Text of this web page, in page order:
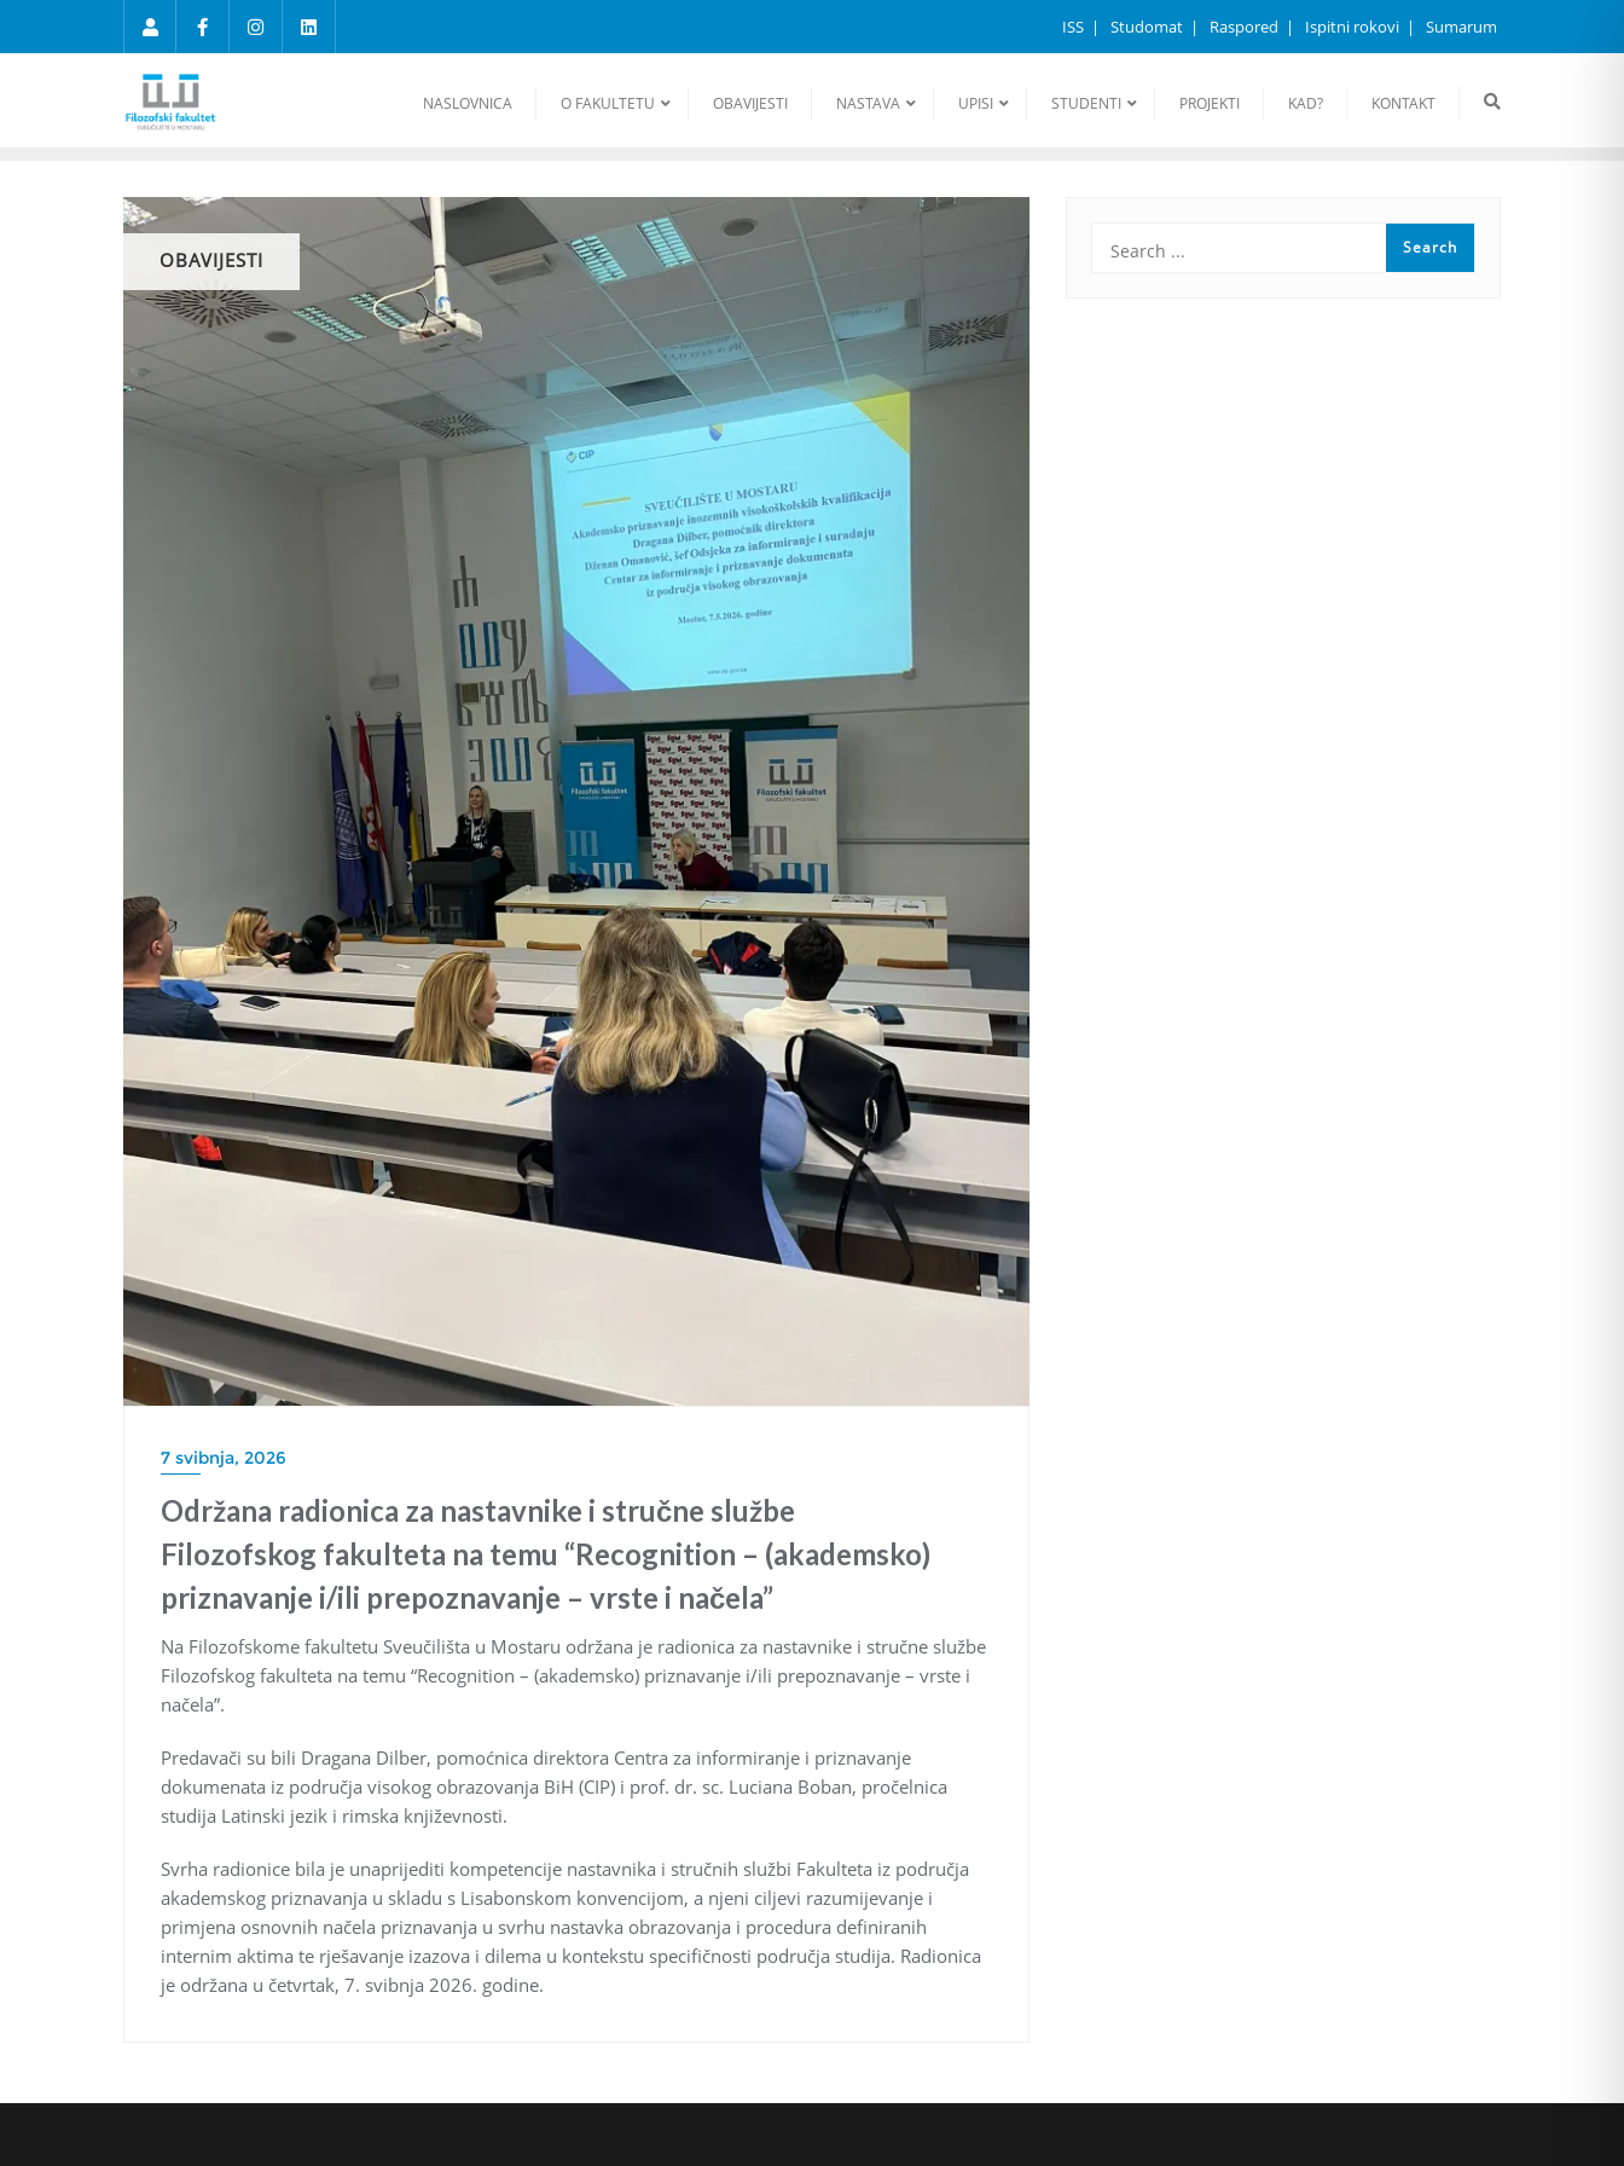
ISS Studomat Raspored Ispitni rokovi Sumarum
NASLOVNICA O FAKULTETU OBAVIJESTI NASTAVA UPISI STUDENTI PROJEKTI KAD? KONTAKT
OBAVIJESTI
7 svibnja, 2026
Održana radionica za nastavnike i stručne službe
Filozofskog fakulteta na temu “Recognition – (akademsko)
priznavanje i/ili prepoznavanje – vrste i načela”
Na Filozofskome fakultetu Sveučilišta u Mostaru održana je radionica za nastavnike i stručne službe
Filozofskog fakulteta na temu “Recognition – (akademsko) priznavanje i/ili prepoznavanje – vrste i
načela”.
Predavači su bili Dragana Dilber, pomoćnica direktora Centra za informiranje i priznavanje
dokumenata iz područja visokog obrazovanja BiH (CIP) i prof. dr. sc. Luciana Boban, pročelnica
studija Latinski jezik i rimska književnosti.
Svrha radionice bila je unaprijediti kompetencije nastavnika i stručnih službi Fakulteta iz područja
akademskog priznavanja u skladu s Lisabonskom konvencijom, a njeni ciljevi razumijevanje i
primjena osnovnih načela priznavanja u svrhu nastavka obrazovanja i procedura definiranih
internim aktima te rješavanje izazova i dilema u kontekstu specifičnosti područja studija. Radionica
je održana u četvrtak, 7. svibnja 2026. godine.